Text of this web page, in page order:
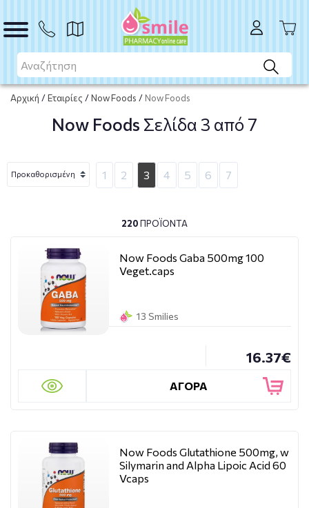
Αρχική /Εταιρίες /Now Foods / Now Foods
Now Foods Σελίδα 3 από 7
1 2 3 4 5 6 7
220ΠΡΟΪΌΝΤΑ
Now Foods Gaba 500mg 100
Veget.caps
13 Smilies
16.37€
ΑΓΟΡΑ
Now Foods Glutathione 500mg, w
Silymarin and Alpha Lipoic Acid 60
Vcaps